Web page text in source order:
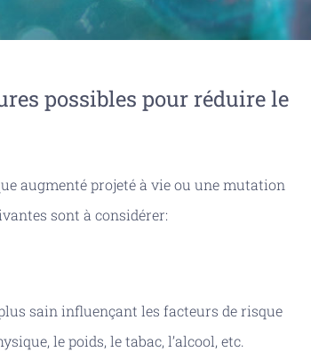
possibles pour réduire le
augmenté projeté à vie ou une mutation
sont à considérer:
sain influençant les facteurs de risque
le poids, le tabac, l’alcool, etc.